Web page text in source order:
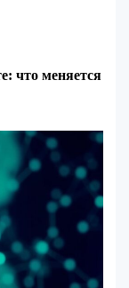
что меняется